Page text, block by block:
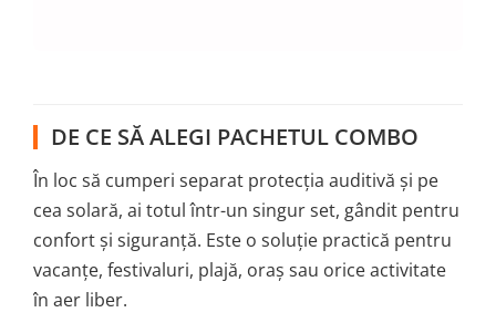
DE CE SĂ ALEGI PACHETUL COMBO
În loc să cumperi separat protecția auditivă și pe
cea solară, ai totul într-un singur set, gândit pentru
confort și siguranță. Este o soluție practică pentru
vacanțe, festivaluri, plajă, oraș sau orice activitate
în aer liber.